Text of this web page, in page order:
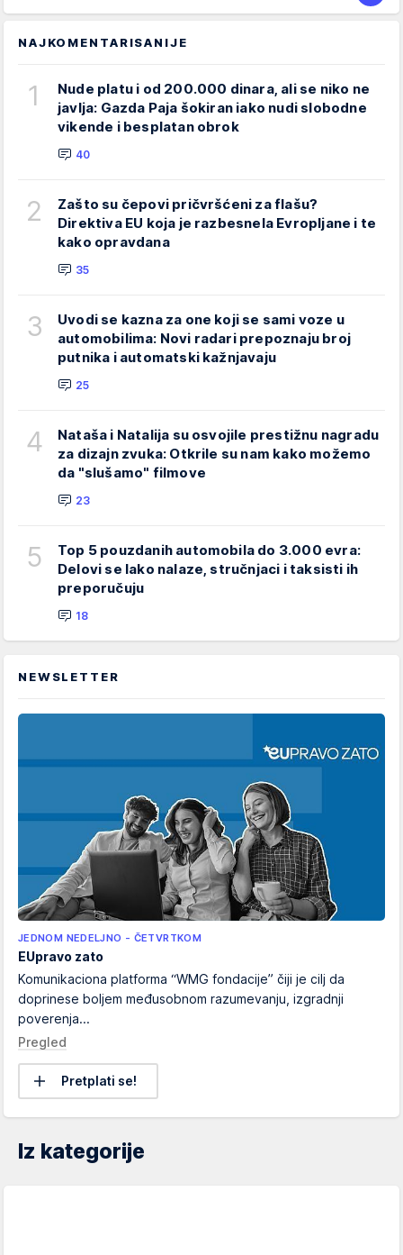
NAJKOMENTARISANIJE
1
Nude platu i od 200.000 dinara, ali se niko ne
javlja: Gazda Paja šokiran iako nudi slobodne
vikende i besplatan obrok
40
2
Zašto su čepovi pričvršćeni za flašu?
Direktiva EU koja je razbesnela Evropljane i te
kako opravdana
35
3
Uvodi se kazna za one koji se sami voze u
automobilima: Novi radari prepoznaju broj
putnika i automatski kažnjavaju
25
4
Nataša i Natalija su osvojile prestižnu nagradu
za dizajn zvuka: Otkrile su nam kako možemo
da "slušamo" filmove
23
5
Top 5 pouzdanih automobila do 3.000 evra:
Delovi se lako nalaze, stručnjaci i taksisti ih
preporučuju
18
NEWSLETTER
JEDNOM NEDELJNO - ČETVRTKOM
EUpravo zato
Komunikaciona platforma “WMG fondacije” čiji je cilj da
doprinese boljem međusobnom razumevanju, izgradnji
poverenja...
Pregled
Pretplati se!
Iz kategorije